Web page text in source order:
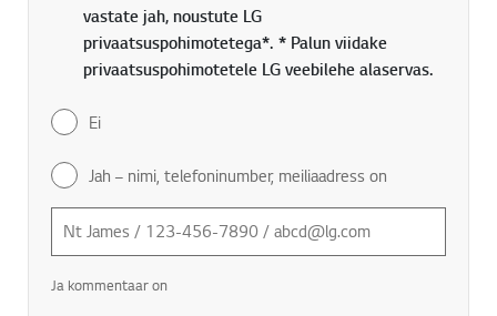
vastate jah, noustute LG
privaatsuspohimotetega*. * Palun viidake
privaatsuspohimotetele LG veebilehe alaservas.
Ei
Jah – nimi, telefoninumber, meiliaadress on
Ja kommentaar on